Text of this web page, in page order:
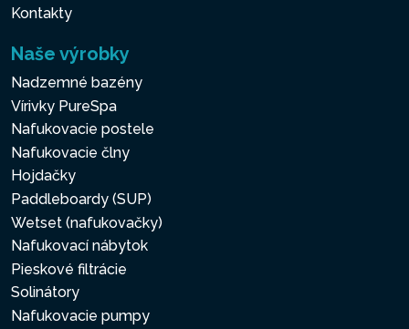
Kontakty
Naše výrobky
Nadzemné bazény
Vírivky PureSpa
Nafukovacie postele
Nafukovacie člny
Hojdačky
Paddleboardy (SUP)
Wetset (nafukovačky)
Nafukovací nábytok
Pieskové filtrácie
Solinátory
Nafukovacie pumpy